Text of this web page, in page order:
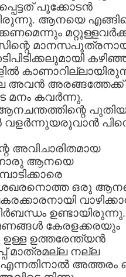
പൂക്കോടന്‍
ആനയെ
അവന്‍ അരങ്ങത്തേക്ക്
മനം കവര്‍ന്നു.
പുതിയ
അവിചാരിതമായ
ആനയെ
ഒരു
ഉണ്ടായിരുന്നു.
കേരളക്കരയും
ഉള്ള ഉത്തരേന്ത്യന്‍
മാത്രമല്ല നല്ല
അത്തരം